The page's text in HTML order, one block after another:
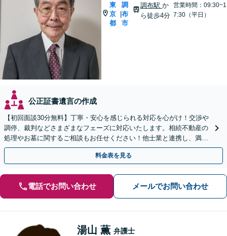
東
京
都
調
布
市
調布駅 か
ら徒歩4分
営業時間：09:30~1
7:30（平日）
公正証書遺言の作成
【初回面談30分無料】丁寧・安心を感じられる対応を心がけ！交渉や
調停、裁判などさまざまなフェーズに対応いたします。相続不動産の
処理やお墓に関するご相談もお任せください！他士業と連携し、満足
度の高い相続の実現を目指します【弁護士歴40年以上】
料金表を見る
電話でお問い合わせ メールでお問い合わせ
湯山 薫 弁護士